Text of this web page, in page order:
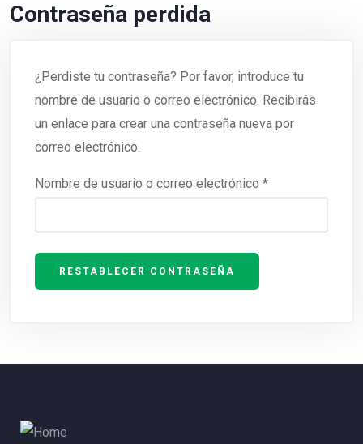
Contraseña perdida
¿Perdiste tu contraseña? Por favor, introduce tu
nombre de usuario o correo electrónico. Recibirás
un enlace para crear una contraseña nueva por
correo electrónico.
Nombre de usuario o correo electrónico *
RESTABLECER CONTRASEÑA